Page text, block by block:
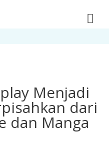
Menjadi
dari
dan Manga